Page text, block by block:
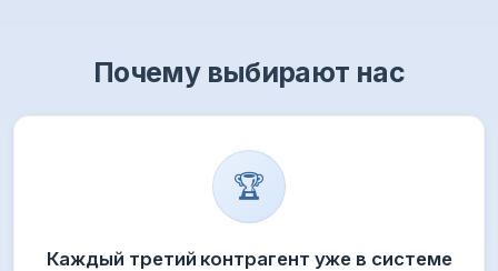
Почему выбирают нас
🏆
Каждый третий контрагент уже в системе